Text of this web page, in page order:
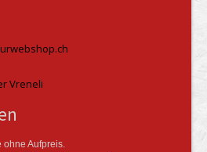
Vreneli
ohne Aufpreis.